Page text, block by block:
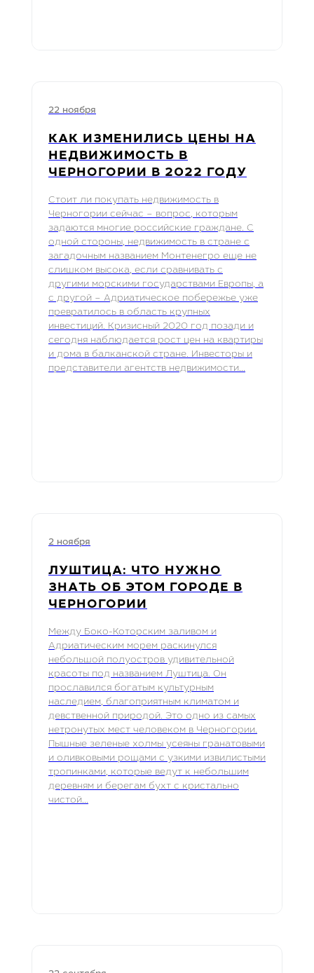
22 ноября
КАК ИЗМЕНИЛИСЬ ЦЕНЫ НА
НЕДВИЖИМОСТЬ В
ЧЕРНОГОРИИ В 2022 ГОДУ
Стоит ли покупать недвижимость в
Черногории сейчас – вопрос, которым
задаются многие российские граждане. С
одной стороны, недвижимость в стране с
загадочным названием Монтенегро еще не
слишком высока, если сравнивать с
другими морскими государствами Европы, а
с другой – Адриатическое побережье уже
превратилось в область крупных
инвестиций. Кризисный 2020 год позади и
сегодня наблюдается рост цен на квартиры
и дома в балканской стране. Инвесторы и
представители агентств недвижимости...
2 ноября
ЛУШТИЦА: ЧТО НУЖНО
ЗНАТЬ ОБ ЭТОМ ГОРОДЕ В
ЧЕРНОГОРИИ
Между Боко-Которским заливом и
Адриатическим морем раскинулся
небольшой полуостров удивительной
красоты под названием Луштица. Он
прославился богатым культурным
наследием, благоприятным климатом и
девственной природой. Это одно из самых
нетронутых мест человеком в Черногории.
Пышные зеленые холмы усеяны гранатовыми
и оливковыми рощами с узкими извилистыми
тропинками, которые ведут к небольшим
деревням и берегам бухт с кристально
чистой...